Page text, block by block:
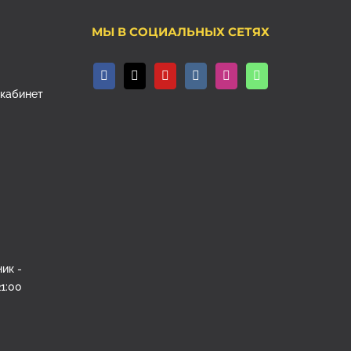
-
МЫ В СОЦИАЛЬНЫХ СЕТЯХ